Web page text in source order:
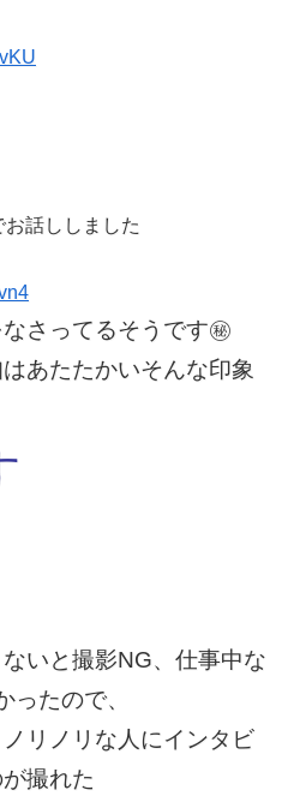
話ししました
さってるそうです㊙︎
あたたかいそんな印象
いと撮影NG、仕事中な
ったので、
リノリな人にインタビ
撮れた